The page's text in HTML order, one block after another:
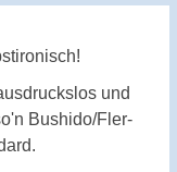
und
Bushido/Fler-